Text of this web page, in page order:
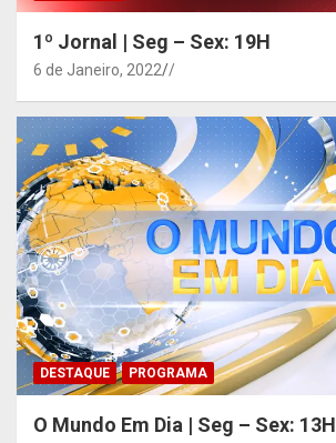
1º Jornal | Seg – Sex: 19H
6 de Janeiro, 2022 /
DESTAQUE PROGRAMA
O Mundo Em Dia | Seg – Sex: 13H